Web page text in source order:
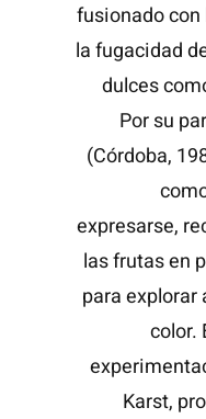
fusionado
la fugacidad
dulces
Por su
(Córdoba,
expresarse,
las frutas en
para explorar
color.
Karst,